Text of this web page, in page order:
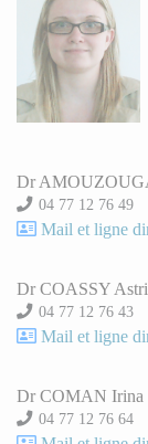
Dr
04 77 12 76 49
Mail et ligne
Dr COASSY
04 77 12 76 43
Mail et ligne
Dr COMAN Irina
04 77 12 76 64